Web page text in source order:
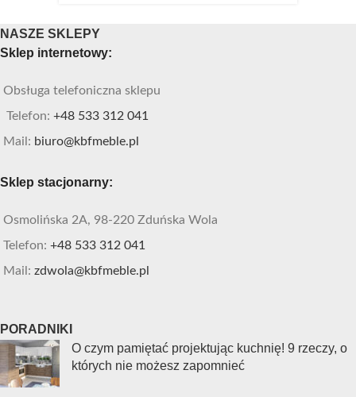
NASZE SKLEPY
Sklep internetowy:
Obsługa telefoniczna sklepu
Telefon: +48 533 312 041
Mail: biuro@kbfmeble.pl
Sklep stacjonarny:
Osmolińska 2A, 98-220 Zduńska Wola
Telefon: +48 533 312 041
Mail: zdwola@kbfmeble.pl
PORADNIKI
O czym pamiętać projektując kuchnię! 9 rzeczy, o
których nie możesz zapomnieć